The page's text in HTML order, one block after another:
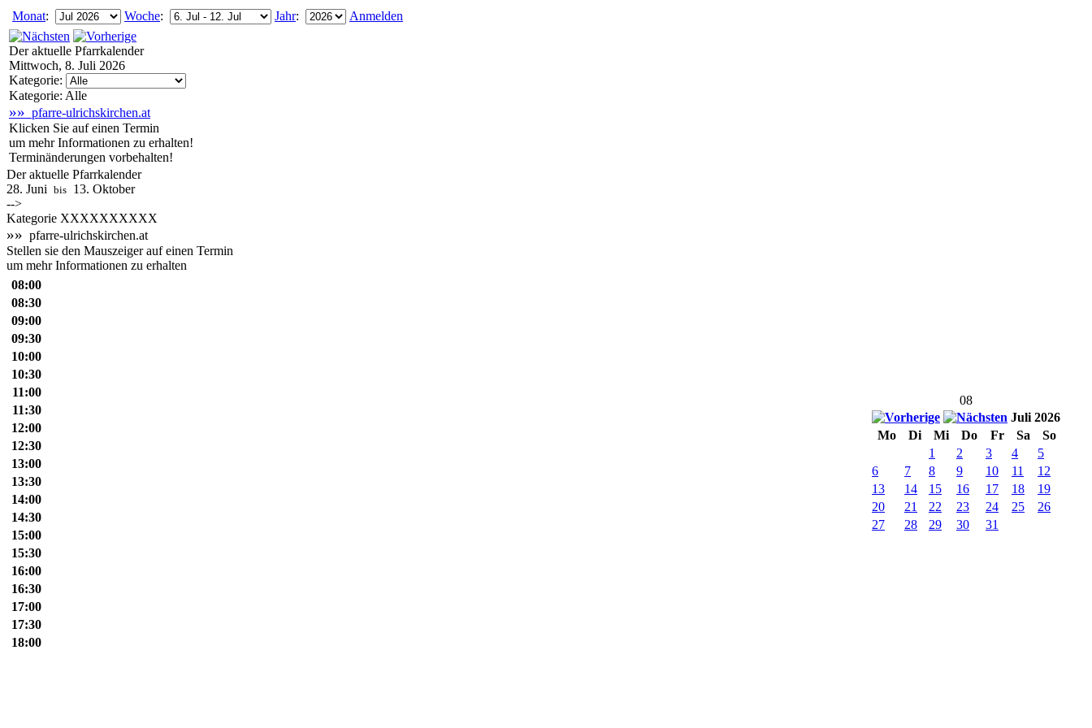
Monat: Woche: Jahr: Anmelden
Der aktuelle Pfarrkalender
Mittwoch, 8. Juli 2026
Kategorie:
Kategorie: Alle
»» pfarre-ulrichskirchen.at
Klicken Sie auf einen Termin
um mehr Informationen zu erhalten!
Terminänderungen vorbehalten!
Der aktuelle Pfarrkalender
28. Juni
bis
13. Oktober
-->
Kategorie XXXXXXXXXX
»» pfarre-ulrichskirchen.at
Stellen sie den Mauszeiger auf einen Termin
um mehr Informationen zu erhalten
08:00
08:30
09:00
09:30
10:00
10:30
11:00
11:30
12:00
12:30
13:00
13:30
14:00
14:30
15:00
15:30
16:00
16:30
17:00
17:30
18:00
08
Juli 2026
Mo
Di Mi Do Fr Sa
So
1
2 3 4
5
6
7 8 9 10 11
12
13
14 15 16 17 18
19
20
21 22 23 24 25
26
27
28 29 30 31